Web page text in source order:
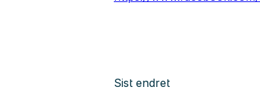
Sist endret